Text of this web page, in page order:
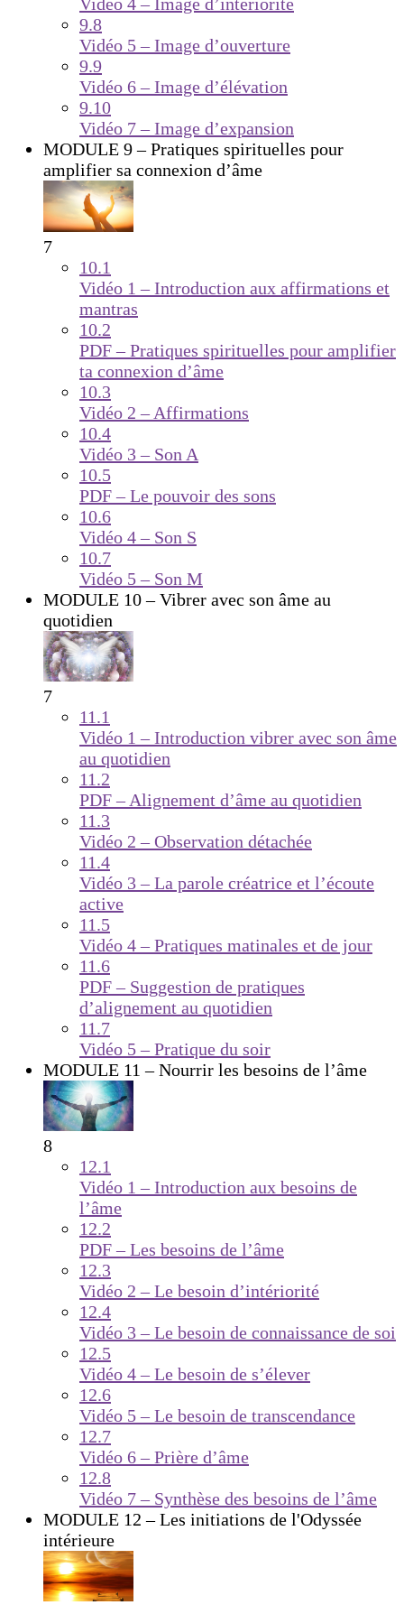
Vidéo 4 – Image d’intériorité
9.8
Vidéo 5 – Image d’ouverture
9.9
Vidéo 6 – Image d’élévation
9.10
Vidéo 7 – Image d’expansion
MODULE 9 – Pratiques spirituelles pour
amplifier sa connexion d’âme
7
10.1
Vidéo 1 – Introduction aux affirmations et
mantras
10.2
PDF – Pratiques spirituelles pour amplifier
ta connexion d’âme
10.3
Vidéo 2 – Affirmations
10.4
Vidéo 3 – Son A
10.5
PDF – Le pouvoir des sons
10.6
Vidéo 4 – Son S
10.7
Vidéo 5 – Son M
MODULE 10 – Vibrer avec son âme au
quotidien
7
11.1
Vidéo 1 – Introduction vibrer avec son âme
au quotidien
11.2
PDF – Alignement d’âme au quotidien
11.3
Vidéo 2 – Observation détachée
11.4
Vidéo 3 – La parole créatrice et l’écoute
active
11.5
Vidéo 4 – Pratiques matinales et de jour
11.6
PDF – Suggestion de pratiques
d’alignement au quotidien
11.7
Vidéo 5 – Pratique du soir
MODULE 11 – Nourrir les besoins de l’âme
8
12.1
Vidéo 1 – Introduction aux besoins de
l’âme
12.2
PDF – Les besoins de l’âme
12.3
Vidéo 2 – Le besoin d’intériorité
12.4
Vidéo 3 – Le besoin de connaissance de soi
12.5
Vidéo 4 – Le besoin de s’élever
12.6
Vidéo 5 – Le besoin de transcendance
12.7
Vidéo 6 – Prière d’âme
12.8
Vidéo 7 – Synthèse des besoins de l’âme
MODULE 12 – Les initiations de l'Odyssée
intérieure